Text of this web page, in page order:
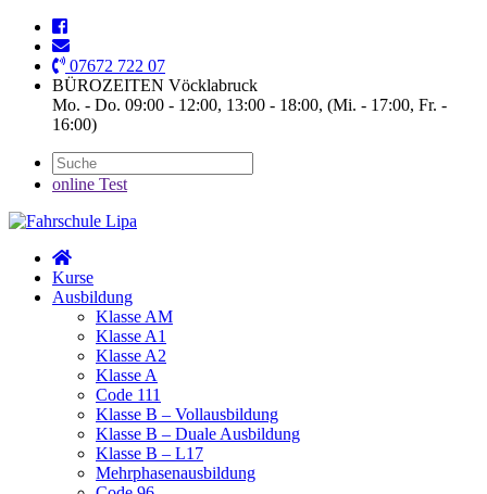
07672 722 07
BÜROZEITEN Vöcklabruck
Mo. - Do. 09:00 - 12:00, 13:00 - 18:00, (Mi. - 17:00, Fr. -
16:00)
online Test
Kurse
Ausbildung
Klasse AM
Klasse A1
Klasse A2
Klasse A
Code 111
Klasse B – Vollausbildung
Klasse B – Duale Ausbildung
Klasse B – L17
Mehrphasenausbildung